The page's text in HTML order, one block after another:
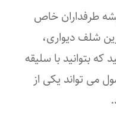
طرفداران خاص
شلف دیواری،
بتوانید با سلیقه
می تواند یکی از